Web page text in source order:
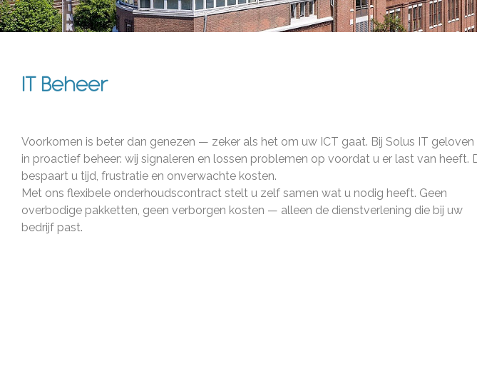
IT Beheer
Voorkomen is beter dan genezen — zeker als het om uw ICT gaat. Bij Solus IT geloven
in proactief beheer: wij signaleren en lossen problemen op voordat u er last van heeft.
bespaart u tijd, frustratie en onverwachte kosten.
Met ons flexibele onderhoudscontract stelt u zelf samen wat u nodig heeft. Geen
overbodige pakketten, geen verborgen kosten — alleen de dienstverlening die bij uw
bedrijf past.